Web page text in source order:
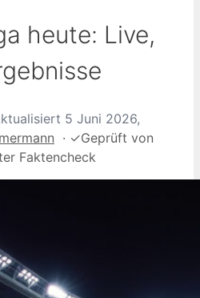
heute: Live,
5 Juni 2026,
· ✓Geprüft von
Faktencheck